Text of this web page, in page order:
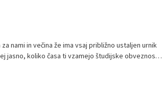
nami in večina že ima vsaj približno ustaljen urnik
jasno, koliko časa ti vzamejo študijske obveznosti,